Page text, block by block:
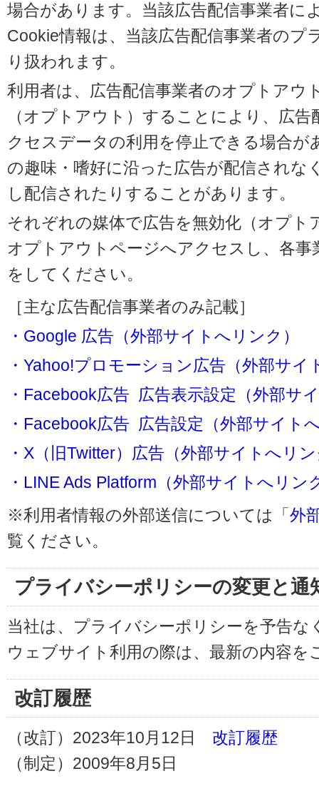
場合があります。当該広告配信事業者に
Cookie情報は、当該広告配信事業者のプ
り扱われます。
利用者は、広告配信事業者のオプトアウ
（オプトアウト）することにより、広
クセスデータの利用を停止できる場合が
の趣味・嗜好に沿った広告が配信されな
し配信されたりすることがあります。
それぞれの媒体で広告を無効化（オプト
オプトアウトページへアクセスし、各
をしてください。
［主な広告配信事業者のみ記載］
・Google 広告（外部サイトへリンク）
・Yahoo!プロモーション広告（外部サイ
・Facebook広告 広告表示設定（外部サ
・Facebook広告 広告設定（外部サイト
・X（旧Twitter）広告（外部サイトへリ
・LINE Ads Platform（外部サイトへリン
※利用者情報の外部送信については「外
覧ください。
プライバシーポリシーの変更と通
当社は、プライバシーポリシーを予告
ウェブサイト利用の際は、最新の内容を
改訂履歴
（改訂）2023年10月12日 改訂履歴
（制定）2009年8月5日